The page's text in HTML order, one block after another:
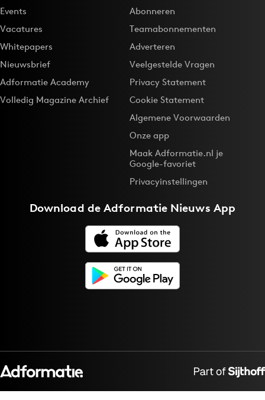
Events
Vacatures
Whitepapers
Nieuwsbrief
Adformatie Academy
Volledig Magazine Archief
Abonneren
Teamabonnementen
Adverteren
Veelgestelde Vragen
Privacy Statement
Cookie Statement
Algemene Voorwaarden
Onze app
Maak Adformatie.nl je
Google-favoriet
Privacyinstellingen
Download deAdformatie Nieuws App